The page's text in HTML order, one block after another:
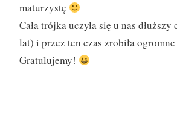
maturzystę
Cała trójka uczyła się u nas dłuższy
lat) i przez ten czas zrobiła ogromne
Gratulujemy!